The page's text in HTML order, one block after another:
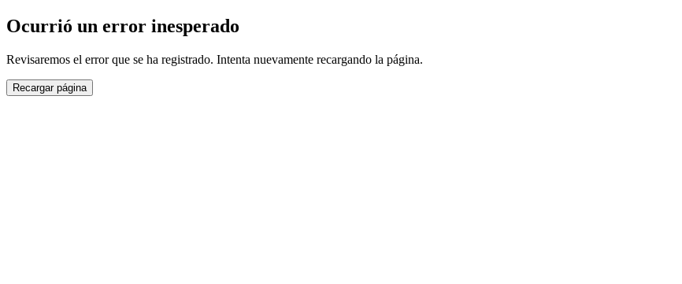
Ocurrió un error inesperado
Revisaremos el error que se ha registrado. Intenta nuevamente recargando la página.
Recargar página